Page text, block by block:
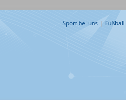
Sport bei uns Fußball